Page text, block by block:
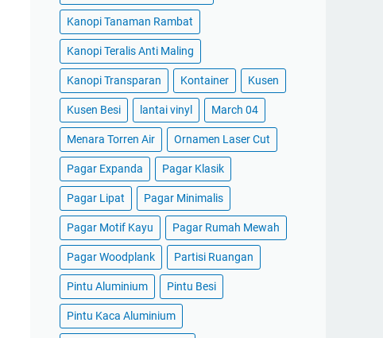
Kanopi Tanaman Rambat
Kanopi Teralis Anti Maling
Kanopi Transparan Kontainer Kusen
Kusen Besi lantai vinyl March 04
Menara Torren Air Ornamen Laser Cut
Pagar Expanda Pagar Klasik
Pagar Lipat Pagar Minimalis
Pagar Motif Kayu Pagar Rumah Mewah
Pagar Woodplank Partisi Ruangan
Pintu Aluminium Pintu Besi
Pintu Kaca Aluminium